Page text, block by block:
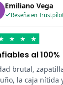
Emiliano Vega
Reseña en
★ ★ ★
al 100%
brutal,
la caja nítida